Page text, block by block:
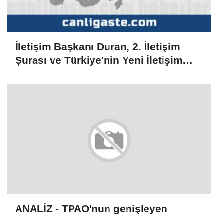
İletişim Başkanı Duran, 2. İletişim
Şurası ve Türkiye'nin Yeni İletişim
ANALİZ - TPAO'nun genişleyen